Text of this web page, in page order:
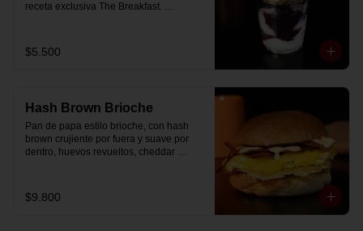
receta exclusiva The Breakfast.
$5.500
Hash Brown Brioche
Pan de papa estilo brioche, con hash
brown crujiente por fuera y suave por
dentro, huevos revueltos, cheddar
partir el día en modo desayuno buffet.
$9.800